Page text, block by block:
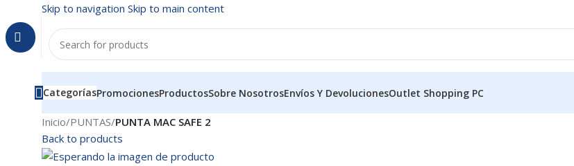
Skip to navigation Skip to main content
CategoríasPromocionesProductosSobre NosotrosEnvíos Y DevolucionesOutlet Shopping PC
Inicio/PUNTAS/PUNTA MAC SAFE 2
Back to products